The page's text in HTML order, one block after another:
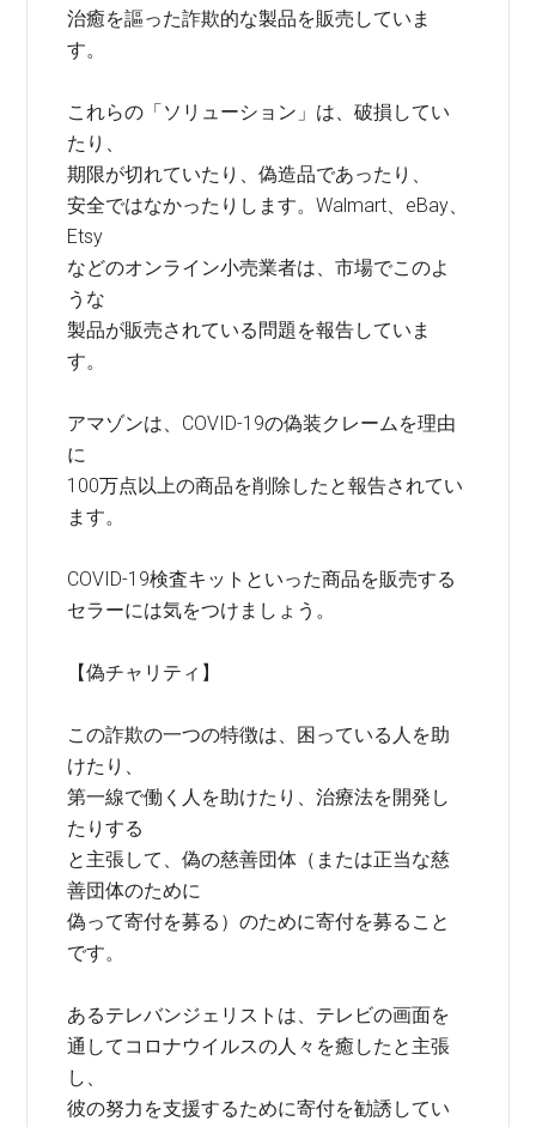
治癒を謳った詐欺的な製品を販売していま
す。
これらの「ソリューション」は、破損してい
たり、
期限が切れていたり、偽造品であったり、
安全ではなかったりします。Walmart、eBay、
Etsy
などのオンライン小売業者は、市場でこのよ
うな
製品が販売されている問題を報告していま
す。
アマゾンは、COVID-19の偽装クレームを理由
に
100万点以上の商品を削除したと報告されてい
ます。
COVID-19検査キットといった商品を販売する
セラーには気をつけましょう。
【偽チャリティ】
この詐欺の一つの特徴は、困っている人を助
けたり、
第一線で働く人を助けたり、治療法を開発し
たりする
と主張して、偽の慈善団体（または正当な慈
善団体のために
偽って寄付を募る）のために寄付を募ること
です。
あるテレバンジェリストは、テレビの画面を
通してコロナウイルスの人々を癒したと主張
し、
彼の努力を支援するために寄付を勧誘してい